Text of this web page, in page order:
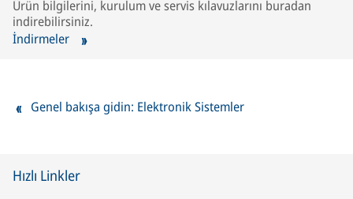
Ürün bilgilerini, kurulum ve servis kılavuzlarını buradan
indirebilirsiniz.
İndirmeler
Genel bakışa gidin: Elektronik Sistemler
Hızlı Linkler